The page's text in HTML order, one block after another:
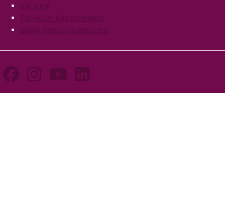
Palaute
Palvelun käyttöehdot
Saavutettavuusseloste